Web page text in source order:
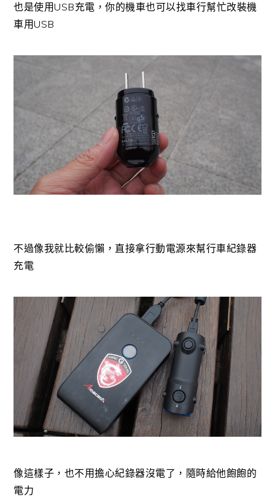
也是使用USB充電，你的機車也可以找車行幫忙改裝機
車用USB
不過像我就比較偷懶，直接拿行動電源來幫行車紀錄器
充電
像這樣子，也不用擔心紀錄器沒電了，隨時給他飽飽的
電力